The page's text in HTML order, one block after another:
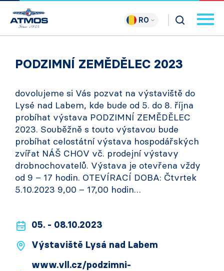
RO
PODZIMNÍ ZEMĚDĚLEC 2023
dovolujeme si Vás pozvat na výstaviště do
Lysé nad Labem, kde bude od 5. do 8. října
probíhat výstava PODZIMNÍ ZEMĚDĚLEC
2023. Souběžně s touto výstavou bude
probíhat celostátní výstava hospodářských
zvířat NÁŠ CHOV vč. prodejní výstavy
drobnochovatelů. Výstava je otevřena vždy
od 9 – 17 hodin. OTEVÍRACÍ DOBA: Čtvrtek
5.10.2023 9,00 – 17,00 hodin…
05. - 08.10.2023
Výstaviště Lysá nad Labem
www.vll.cz/podzimni-